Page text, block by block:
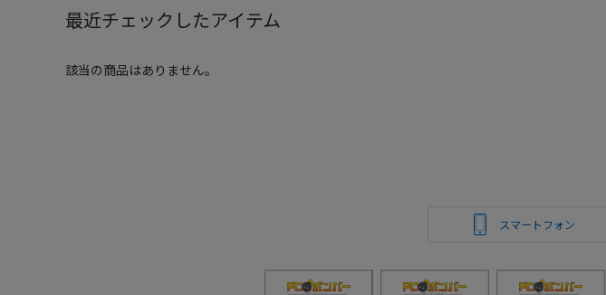
最近チェックしたアイテム
該当の商品はありません。
スマートフォン